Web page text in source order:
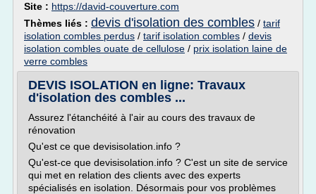
Site : https://david-couverture.com
Thèmes liés : devis d'isolation des combles / tarif
isolation combles perdus / tarif isolation combles / devis
isolation combles ouate de cellulose / prix isolation laine de
verre combles
DEVIS ISOLATION en ligne: Travaux
d'isolation des combles ...
Assurez l'étanchéité à l'air au cours des travaux de
rénovation
Qu'est ce que devisisolation.info ?
Qu'est-ce que devisisolation.info ? C'est un site de service
qui met en relation des clients avec des experts
spécialisés en isolation. Désormais pour vos problèmes